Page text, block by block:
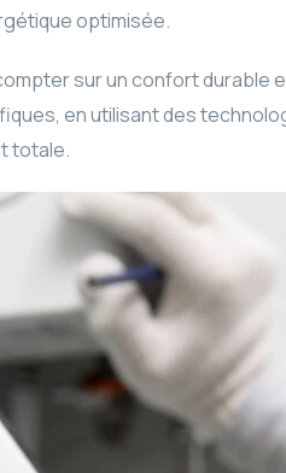
optimisée.
sur un confort
en utilisant des
totale.